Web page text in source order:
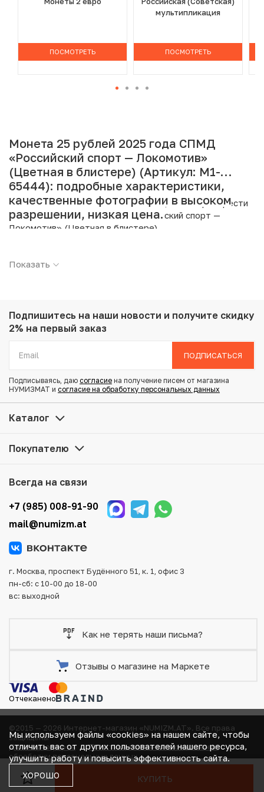
В КОРЗИНЕ
КУПИТЬ
ПОСМОТРЕТЬ
мультипликация
ПОСМОТРЕТЬ
Монета 25 рублей 2025 года СПМД
«Российский спорт — Локомотив»
(Цветная в блистере) (Артикул: M1-
65444): подробные характеристики,
качественные фотографии в высоком
разрешении, низкая цена.
Интернет магазин «Нумизмат» предлагает приобрести
25 рублей 2025 года СПМД «Российский спорт —
Локомотив» (Цветная в блистере).
Буквы: СПМД
Металл: Медно-никелевый сплав
Состояние: UNC
Тематика: Спорт, Цветные монеты
цене можно в нашем интернет-магазине — Вам
нашем складе.
Мы доставим Ваш заказ в любой регион России, кроме
того, возможен самовывоз товара из офиса магазина.
оплаты и доставки заказа. Все отправления надежно и
повреждения во время доставки.
Показать
Подпишитесь на наши новости и получите скидку
2% на первый заказ
ПОДПИСАТЬСЯ
Подписываясь, даю согласие на получение писем от магазина
НУМИЗМАТ и согласие на обработку персональных данных
Каталог
Покупателю
Всегда на связи
+7 (985) 008-91-90
mail@numizm.at
г. Москва, проспект Будённого 51, к. 1, офис 3
пн-сб: с 10-00 до 18-00
вс: выходной
©2015 — 2026 Интернет-магазин «NUMIZM.AT». Все права
защищены
Договор-оферта
Политика компании в отношении
обработки персональных данных
Согласие на получение рекламно-информационных
материалов
Как не терять наши письма?
Отзывы о магазине на Маркете
Отчеканено
Мы используем файлы «cookies» на нашем сайте, чтобы
отличить вас от других пользователей нашего ресурса,
улучшить работу и повысить эффективность сайта.
ХОРОШО